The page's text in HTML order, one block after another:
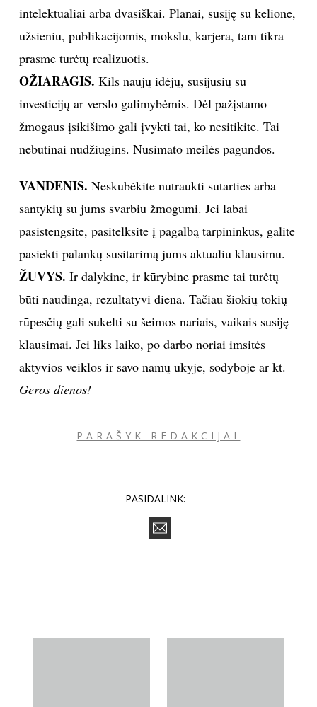
intelektualiai arba dvasiškai. Planai, susiję su kelione,
užsieniu, publikacijomis, mokslu, karjera, tam tikra
prasme turėtų realizuotis.
OŽIARAGIS. Kils naujų idėjų, susijusių su
investicijų ar verslo galimybėmis. Dėl pažįstamo
žmogaus įsikišimo gali įvykti tai, ko nesitikite. Tai
nebūtinai nudžiugins. Nusimato meilės pagundos.
VANDENIS. Neskubėkite nutraukti sutarties arba
santykių su jums svarbiu žmogumi. Jei labai
pasistengsite, pasitelksite į pagalbą tarpininkus, galite
pasiekti palankų susitarimą jums aktualiu klausimu.
ŽUVYS. Ir dalykine, ir kūrybine prasme tai turėtų
būti naudinga, rezultatyvi diena. Tačiau šiokių tokių
rūpesčių gali sukelti su šeimos nariais, vaikais susiję
klausimai. Jei liks laiko, po darbo noriai imsitės
aktyvios veiklos ir savo namų ūkyje, sodyboje ar kt.
Geros dienos!
PARAŠYK REDAKCIJAI
PASIDALINK: